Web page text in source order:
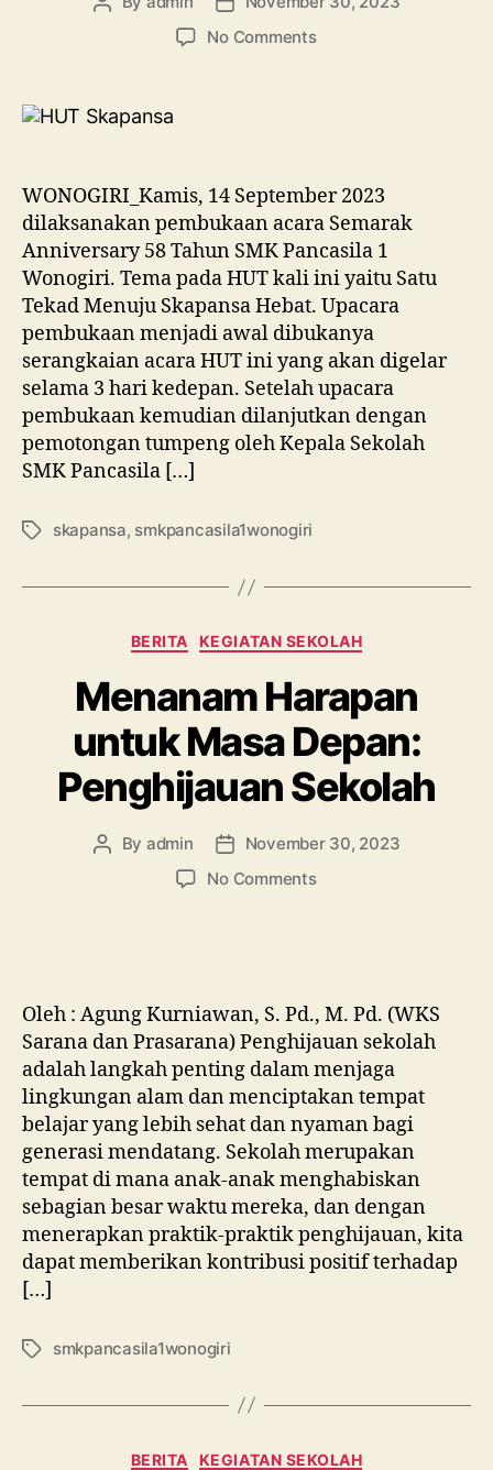
No Comments
WONOGIRI_Kamis, 14 September 2023
dilaksanakan pembukaan acara Semarak
Anniversary 58 Tahun SMK Pancasila 1
Wonogiri. Tema pada HUT kali ini yaitu Satu
Tekad Menuju Skapansa Hebat. Upacara
pembukaan menjadi awal dibukanya
serangkaian acara HUT ini yang akan digelar
selama 3 hari kedepan. Setelah upacara
pembukaan kemudian dilanjutkan dengan
pemotongan tumpeng oleh Kepala Sekolah
SMK Pancasila […]
skapansa, smkpancasila1wonogiri
BERITA KEGIATAN SEKOLAH
Menanam Harapan
untuk Masa Depan:
Penghijauan Sekolah
By admin
November 30, 2023
No Comments
Oleh : Agung Kurniawan, S. Pd., M. Pd. (WKS
Sarana dan Prasarana) Penghijauan sekolah
adalah langkah penting dalam menjaga
lingkungan alam dan menciptakan tempat
belajar yang lebih sehat dan nyaman bagi
generasi mendatang. Sekolah merupakan
tempat di mana anak-anak menghabiskan
sebagian besar waktu mereka, dan dengan
menerapkan praktik-praktik penghijauan, kita
dapat memberikan kontribusi positif terhadap
[…]
smkpancasila1wonogiri
BERITA KEGIATAN SEKOLAH